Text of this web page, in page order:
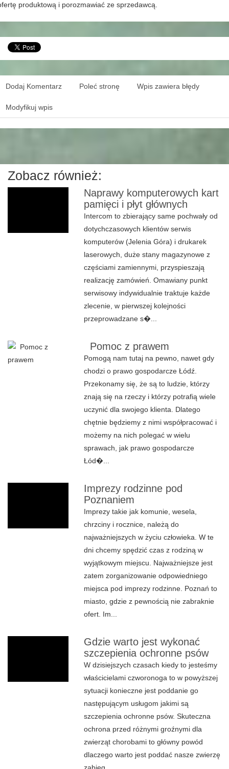
produktową i porozmawiać ze sprzedawcą.
Dodaj Komentarz Poleć stronę Wpis zawiera błędy
Modyfikuj wpis
Zobacz również:
Naprawy komputerowych kart
pamięci i płyt głównych
Intercom to zbierający same pochwały od
dotychczasowych klientów serwis
komputerów (Jelenia Góra) i drukarek
laserowych, duże stany magazynowe z
częściami zamiennymi, przyspieszają
realizację zamówień. Omawiany punkt
serwisowy indywidualnie traktuje każde
zlecenie, w pierwszej kolejności
przeprowadzane s�...
Pomoc z prawem
Pomogą nam tutaj na pewno, nawet gdy
chodzi o prawo gospodarcze Łódź.
Przekonamy się, że są to ludzie, którzy
znają się na rzeczy i którzy potrafią wiele
uczynić dla swojego klienta. Dlatego
chętnie będziemy z nimi współpracować i
możemy na nich polegać w wielu
sprawach, jak prawo gospodarcze
Łód�...
Imprezy rodzinne pod
Poznaniem
Imprezy takie jak komunie, wesela,
chrzciny i rocznice, należą do
najważniejszych w życiu człowieka. W te
dni chcemy spędzić czas z rodziną w
wyjątkowym miejscu. Najważniejsze jest
zatem zorganizowanie odpowiedniego
miejsca pod imprezy rodzinne. Poznań to
miasto, gdzie z pewnością nie zabraknie
ofert. Im...
Gdzie warto jest wykonać
szczepienia ochronne psów
W dzisiejszych czasach kiedy to jesteśmy
właścicielami czworonoga to w powyższej
sytuacji konieczne jest poddanie go
następującym usługom jakimi są
szczepienia ochronne psów. Skuteczna
ochrona przed różnymi groźnymi dla
zwierząt chorobami to główny powód
dlaczego warto jest poddać nasze zwierzę